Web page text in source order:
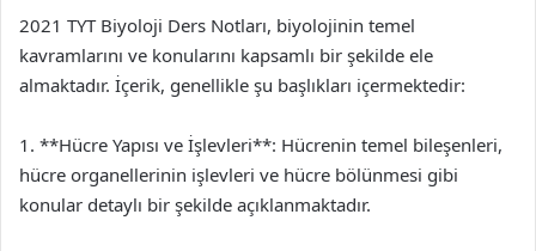
2021 TYT Biyoloji Ders Notları, biyolojinin temel
kavramlarını ve konularını kapsamlı bir şekilde ele
almaktadır. İçerik, genellikle şu başlıkları içermektedir:
1. **Hücre Yapısı ve İşlevleri**: Hücrenin temel bileşenleri,
hücre organellerinin işlevleri ve hücre bölünmesi gibi
konular detaylı bir şekilde açıklanmaktadır.